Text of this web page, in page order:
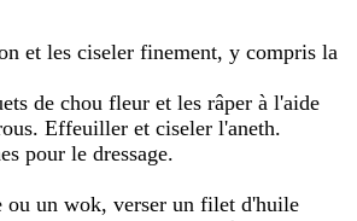
et les ciseler finement, y compris la
de chou fleur et les râper à l'aide
Effeuiller et ciseler l'aneth.
pour le dressage.
ou un wok, verser un filet d'huile